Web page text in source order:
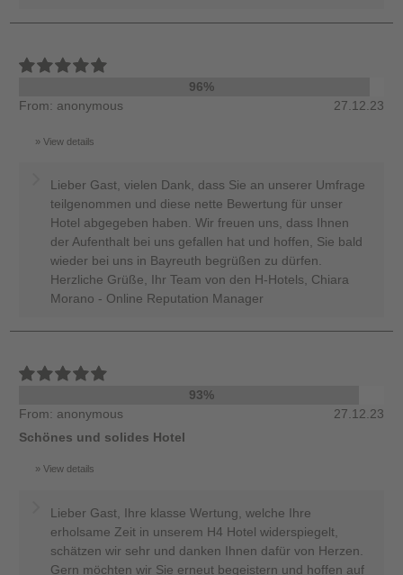
96%
From: anonymous
27.12.23
View details
Lieber Gast, vielen Dank, dass Sie an unserer Umfrage
teilgenommen und diese nette Bewertung für unser
Hotel abgegeben haben. Wir freuen uns, dass Ihnen
der Aufenthalt bei uns gefallen hat und hoffen, Sie bald
wieder bei uns in Bayreuth begrüßen zu dürfen.
Herzliche Grüße, Ihr Team von den H-Hotels, Chiara
Morano - Online Reputation Manager
93%
From: anonymous
27.12.23
Schönes und solides Hotel
View details
Lieber Gast, Ihre klasse Wertung, welche Ihre
erholsame Zeit in unserem H4 Hotel widerspiegelt,
schätzen wir sehr und danken Ihnen dafür von Herzen.
Gern möchten wir Sie erneut begeistern und hoffen auf